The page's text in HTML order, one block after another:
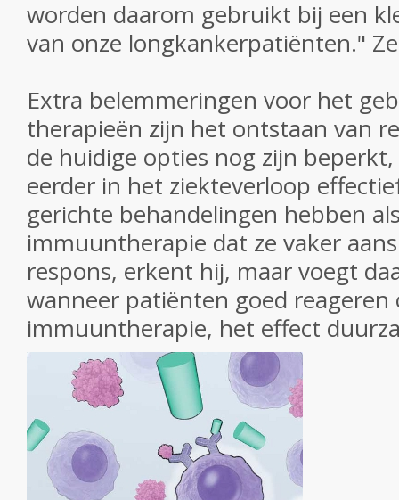
worden daarom gebruikt bij een
van onze longkankerpatiënten."
Extra belemmeringen voor het
therapieën zijn het ontstaan ​​van
de huidige opties nog zijn
eerder in het ziekteverloop
gerichte behandelingen hebben
immuuntherapie dat ze vaker
respons, erkent hij, maar voegt
wanneer patiënten goed reageren
immuuntherapie, het effect